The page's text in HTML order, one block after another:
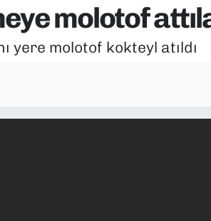
molotof
yere molotof kokteyl atıldı